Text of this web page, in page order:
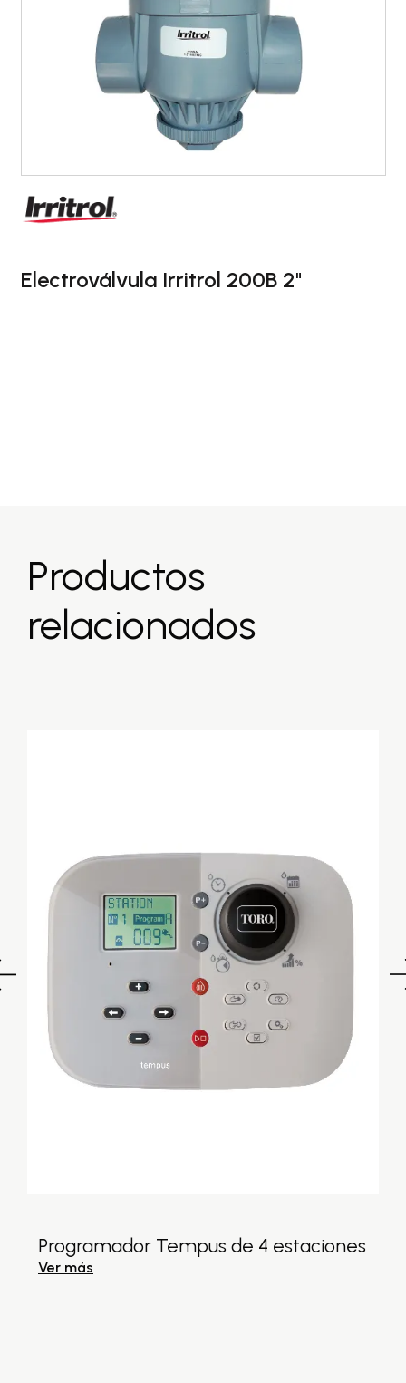
Electroválvula Irritrol 200B 2"
Productos
relacionados
Programador Tempus de 4 estaciones
Ver más